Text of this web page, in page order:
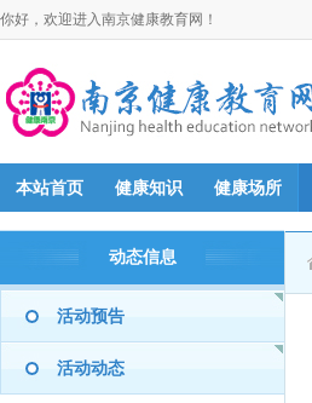
你好，欢迎进入南京健康教育网！
本站首页 健康知识 健康场所
动态信息
活动预告
活动动态